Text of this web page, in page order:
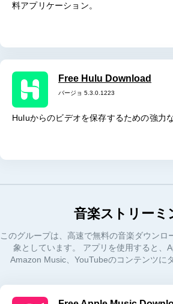
料アプリケーション。
Free Hulu Download
バージョ 5.3.0.1223
Huluからのビデオを保存するための強力
音楽ストリーミ
このグループは、高速で無料の音楽ダウンロ
象としています。 アプリを使用すると、
Amazon Music、YouTubeのコンテンツに